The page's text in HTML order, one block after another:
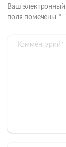
Ваш электронный
поля помечены *